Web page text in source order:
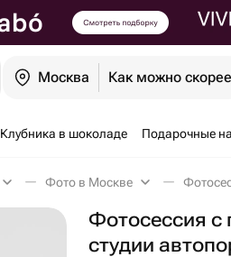
Москва Как можно
Клубника в шоколаде Подарочные
Фото в Москве
Фотосессия
студии